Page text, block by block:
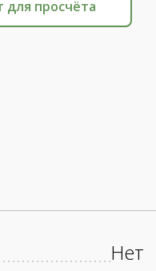
для просчёта
Нет